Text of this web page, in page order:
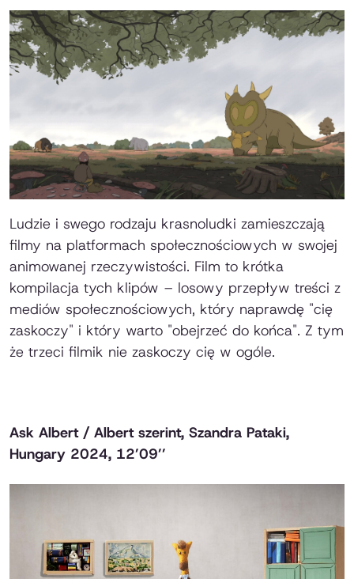
Ludzie i swego rodzaju krasnoludki zamieszczają
filmy na platformach społecznościowych w swojej
animowanej rzeczywistości. Film to krótka
kompilacja tych klipów – losowy przepływ treści z
mediów społecznościowych, który naprawdę "cię
zaskoczy" i który warto "obejrzeć do końca". Z tym
że trzeci filmik nie zaskoczy cię w ogóle.
Ask Albert / Albert szerint, Szandra Pataki,
Hungary 2024, 12’09’’